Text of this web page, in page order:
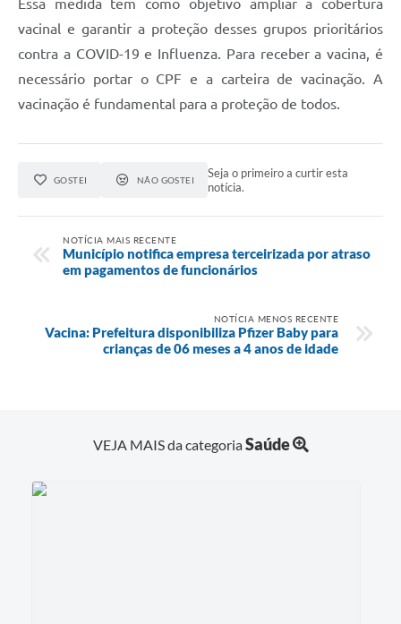
Iluminação Pública
Arquivos para Download
Logo Prefeitura de São Mateus do Sul
Agenda
Essa medida tem como objetivo ampliar a cobertura
vacinal e garantir a proteção desses grupos prioritários
contra a COVID-19 e Influenza. Para receber a vacina, é
necessário portar o CPF e a carteira de vacinação. A
vacinação é fundamental para a proteção de todos.
GOSTEI NÃO GOSTEI
Seja o primeiro a curtir esta
notícia.
NOTÍCIA MAIS RECENTE
Município notifica empresa terceirizada por atraso
em pagamentos de funcionários
NOTÍCIA MENOS RECENTE
Vacina: Prefeitura disponibiliza Pfizer Baby para
crianças de 06 meses a 4 anos de idade
VEJA MAIS da categoriaSaúde